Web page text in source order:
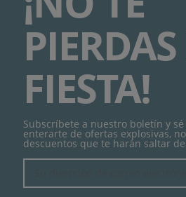
FIESTA!
Subscríbete a nuestro boletín y
enterarte de ofertas explosivas,
descuentos que te harán saltar